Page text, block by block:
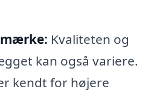
Kvaliteten og
kan også variere.
kendt for højere